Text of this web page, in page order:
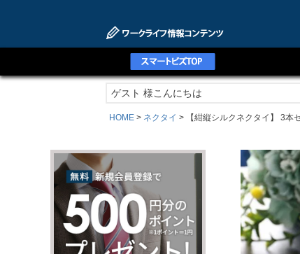
ゲスト 様こんにちは
HOME ネクタイ 【紺縦シルクネクタイ】 3